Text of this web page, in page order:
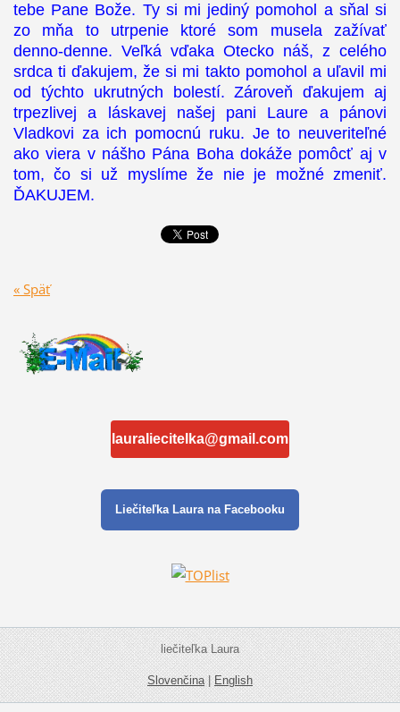
tebe Pane Bože. Ty si mi jediný pomohol a sňal si
zo mňa to utrpenie ktoré som musela zažívať
denno-denne. Veľká vďaka Otecko náš, z celého
srdca ti ďakujem, že si mi takto pomohol a uľavil mi
od týchto ukrutných bolestí. Zároveň ďakujem aj
trpezlivej a láskavej našej pani Laure a pánovi
Vladkovi za ich pomocnú ruku. Je to neuveriteľné
ako viera v nášho Pána Boha dokáže pomôcť aj v
tom, čo si už myslíme že nie je možné zmeniť.
ĎAKUJEM.
« Späť
lauraliecitelka@gmail.com
Liečiteľka Laura na Facebooku
liečiteľka Laura
Slovenčina|English